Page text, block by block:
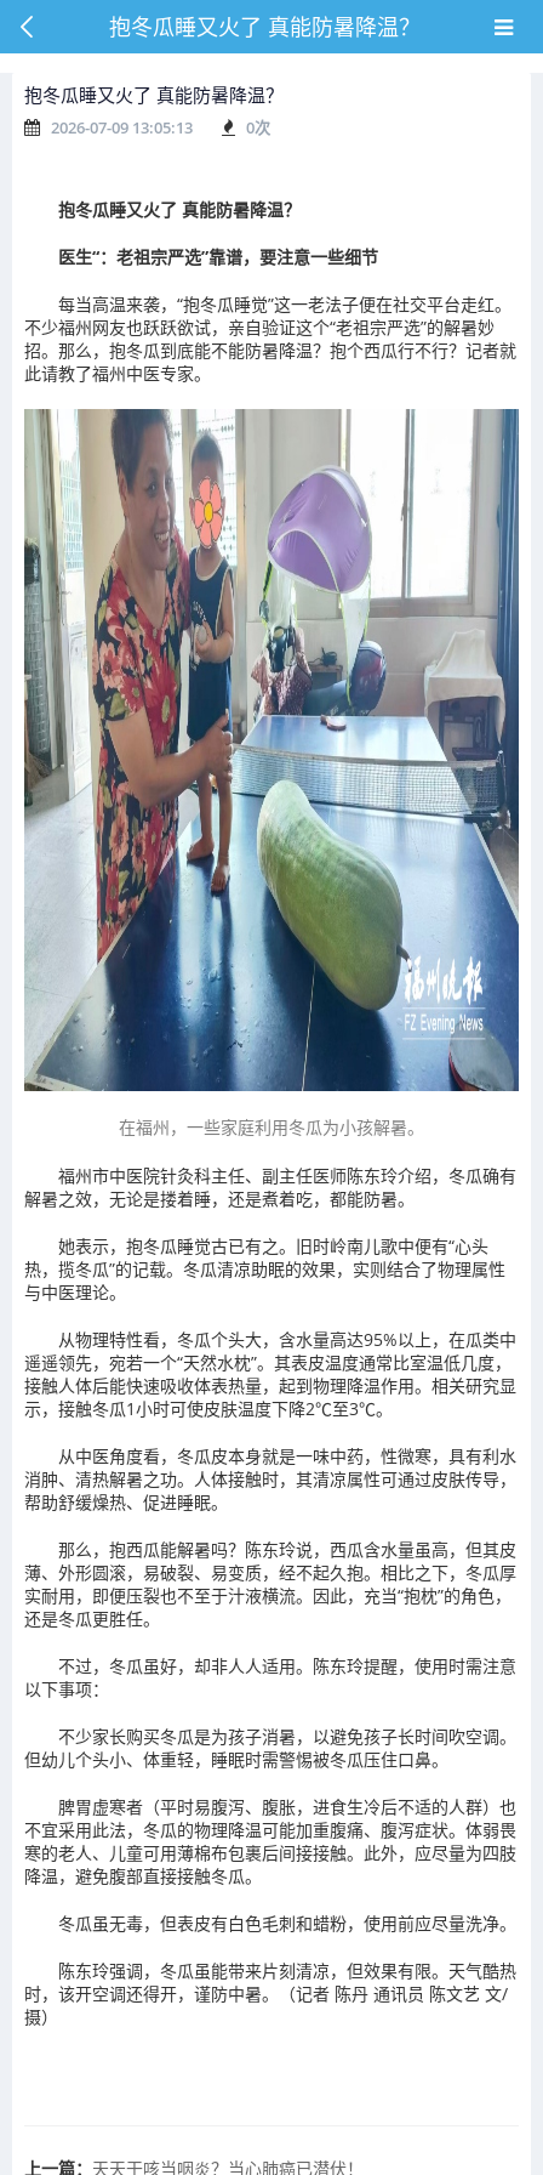
抱冬瓜睡又火了 真能防暑降温？
抱冬瓜睡又火了 真能防暑降温？
2026-07-09 13:05:13 0次
抱冬瓜睡又火了 真能防暑降温？
医生“：老祖宗严选”靠谱，要注意一些细节
每当高温来袭，“抱冬瓜睡觉”这一老法子便在社交平台走红。
不少福州网友也跃跃欲试，亲自验证这个“老祖宗严选”的解暑妙
招。那么，抱冬瓜到底能不能防暑降温？抱个西瓜行不行？记者就
此请教了福州中医专家。
在福州，一些家庭利用冬瓜为小孩解暑。
福州市中医院针灸科主任、副主任医师陈东玲介绍，冬瓜确有
解暑之效，无论是搂着睡，还是煮着吃，都能防暑。
她表示，抱冬瓜睡觉古已有之。旧时岭南儿歌中便有“心头
热，揽冬瓜”的记载。冬瓜清凉助眠的效果，实则结合了物理属性
与中医理论。
从物理特性看，冬瓜个头大，含水量高达95%以上，在瓜类中
遥遥领先，宛若一个“天然水枕”。其表皮温度通常比室温低几度，
接触人体后能快速吸收体表热量，起到物理降温作用。相关研究显
示，接触冬瓜1小时可使皮肤温度下降2℃至3℃。
从中医角度看，冬瓜皮本身就是一味中药，性微寒，具有利水
消肿、清热解暑之功。人体接触时，其清凉属性可通过皮肤传导，
帮助舒缓燥热、促进睡眠。
那么，抱西瓜能解暑吗？陈东玲说，西瓜含水量虽高，但其皮
薄、外形圆滚，易破裂、易变质，经不起久抱。相比之下，冬瓜厚
实耐用，即便压裂也不至于汁液横流。因此，充当“抱枕”的角色，
还是冬瓜更胜任。
不过，冬瓜虽好，却非人人适用。陈东玲提醒，使用时需注意
以下事项：
不少家长购买冬瓜是为孩子消暑，以避免孩子长时间吹空调。
但幼儿个头小、体重轻，睡眠时需警惕被冬瓜压住口鼻。
脾胃虚寒者（平时易腹泻、腹胀，进食生冷后不适的人群）也
不宜采用此法，冬瓜的物理降温可能加重腹痛、腹泻症状。体弱畏
寒的老人、儿童可用薄棉布包裹后间接接触。此外，应尽量为四肢
降温，避免腹部直接接触冬瓜。
冬瓜虽无毒，但表皮有白色毛刺和蜡粉，使用前应尽量洗净。
陈东玲强调，冬瓜虽能带来片刻清凉，但效果有限。天气酷热
时，该开空调还得开，谨防中暑。（记者 陈丹 通讯员 陈文艺 文/
摄）
上一篇： 天天干咳当咽炎？当心肺癌已潜伏！